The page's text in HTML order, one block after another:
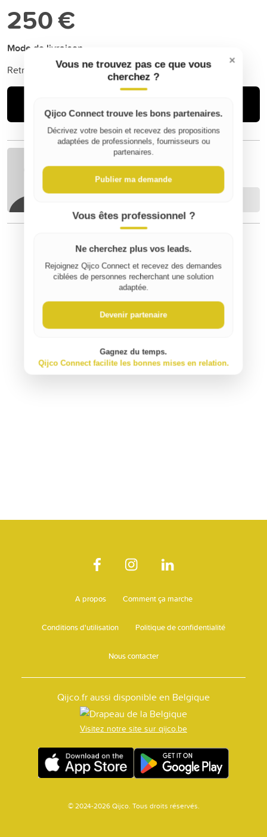
250 €
Mode de livraison
Retrait
Jean francois L
Contacter
⚠️ Signaler un contenu inapproprié
A propos Comment ça marche
Conditions d'utilisation Politique de confidentialité
Nous contacter
Qijco.fr aussi disponible en Belgique
Visitez notre site sur qijco.be
© 2024-2026 Qijco. Tous droits réservés.
×
Vous ne trouvez pas ce que vous
cherchez ?
Qijco Connect trouve les bons partenaires.
Décrivez votre besoin et recevez des propositions
adaptées de professionnels, fournisseurs ou
partenaires.
Publier ma demande
Vous êtes professionnel ?
Ne cherchez plus vos leads.
Rejoignez Qijco Connect et recevez des demandes
ciblées de personnes recherchant une solution
adaptée.
Devenir partenaire
Gagnez du temps.
Qijco Connect facilite les bonnes mises en relation.